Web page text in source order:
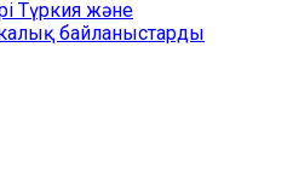
Түркия және
байланыстарды